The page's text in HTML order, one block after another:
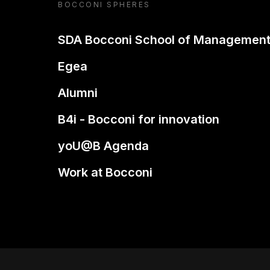
BOCCONI SPHERES
SDA Bocconi School of Management
Egea
Alumni
B4i - Bocconi for innovation
yoU@B Agenda
Work at Bocconi